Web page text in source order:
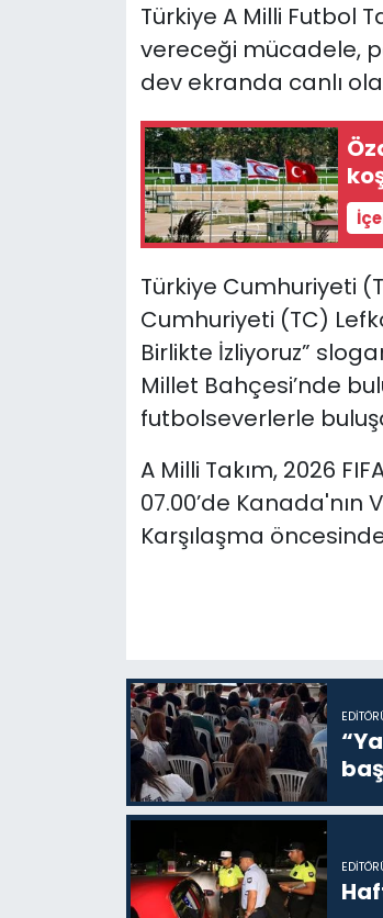
Türkiye A Milli Futbol
vereceği mücadele,
dev ekranda canlı
Türkiye Cumhuriyeti
Cumhuriyeti (TC)
Birlikte İzliyoruz”
Millet Bahçesi’nde
futbolseverlerle
A Milli Takım, 2026
07.00’de
Karşılaşma
Teknoloji
Video Galeri
Yazarlar